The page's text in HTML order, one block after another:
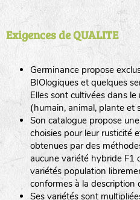
Exigences de QUALITE
Germinance propose
BIOlogiques et quelques
Elles sont cultivées dans le
(humain, animal, plante et
Son catalogue propose
choisies pour leur rusticité
obtenues par des
aucune variété hybride F1
variétés population
conformes à la description
Ses variétés sont